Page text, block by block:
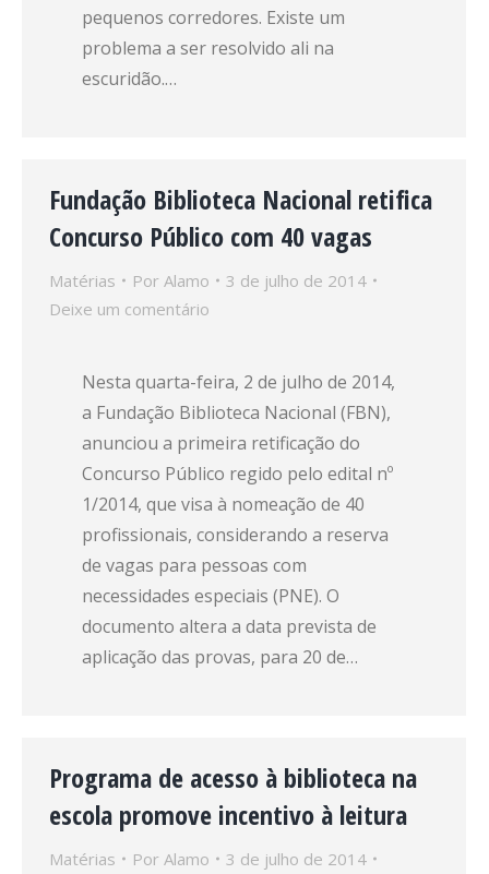
pequenos corredores. Existe um
problema a ser resolvido ali na
escuridão.…
Fundação Biblioteca Nacional retifica
Concurso Público com 40 vagas
Matérias Por Alamo
3 de julho de 2014
Deixe um comentário
Nesta quarta-feira, 2 de julho de 2014,
a Fundação Biblioteca Nacional (FBN),
anunciou a primeira retificação do
Concurso Público regido pelo edital nº
1/2014, que visa à nomeação de 40
profissionais, considerando a reserva
de vagas para pessoas com
necessidades especiais (PNE). O
documento altera a data prevista de
aplicação das provas, para 20 de…
Programa de acesso à biblioteca na
escola promove incentivo à leitura
Matérias Por Alamo
3 de julho de 2014